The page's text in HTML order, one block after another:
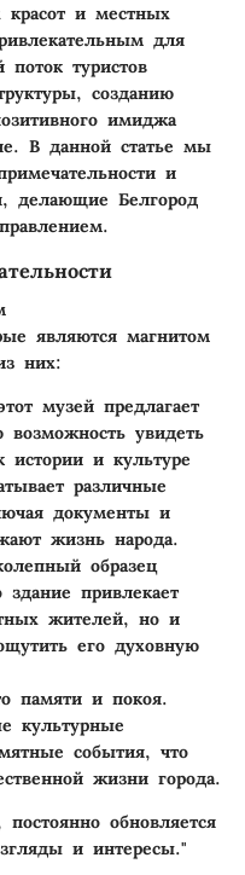
красот и местных
для
поток туристов
созданию
имиджа
В данной статье мы
и
делающие Белгород
являются магнитом
них:
музей предлагает
увидеть
и культуре
различные
документы и
жизнь народа.
образец
здание привлекает
жителей, но и
его духовную
памяти и покоя.
культурные
события, что
жизни города.
обновляется
и интересы."